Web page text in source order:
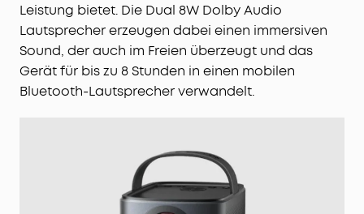
Leistung bietet. Die Dual 8W Dolby Audio
Lautsprecher erzeugen dabei einen immersiven
Sound, der auch im Freien überzeugt und das
Gerät für bis zu 8 Stunden in einen mobilen
Bluetooth-Lautsprecher verwandelt.